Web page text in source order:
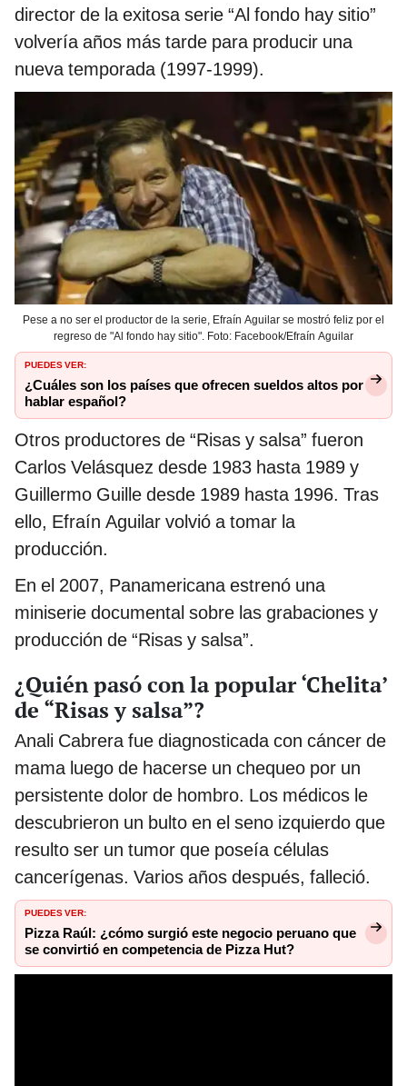
director de la exitosa serie “Al fondo hay sitio”
volvería años más tarde para producir una
nueva temporada (1997-1999).
Pese a no ser el productor de la serie, Efraín Aguilar se mostró feliz por el
regreso de "Al fondo hay sitio". Foto: Facebook/Efraín Aguilar
PUEDES VER:
¿Cuáles son los países que ofrecen sueldos altos por
hablar español?
Otros productores de “Risas y salsa” fueron
Carlos Velásquez desde 1983 hasta 1989 y
Guillermo Guille desde 1989 hasta 1996. Tras
ello, Efraín Aguilar volvió a tomar la
producción.
En el 2007, Panamericana estrenó una
miniserie documental sobre las grabaciones y
producción de “Risas y salsa”.
¿Quién pasó con la popular ‘Chelita’
de “Risas y salsa”?
Anali Cabrera fue diagnosticada con cáncer de
mama luego de hacerse un chequeo por un
persistente dolor de hombro. Los médicos le
descubrieron un bulto en el seno izquierdo que
resulto ser un tumor que poseía células
cancerígenas. Varios años después, falleció.
PUEDES VER:
Pizza Raúl: ¿cómo surgió este negocio peruano que
se convirtió en competencia de Pizza Hut?